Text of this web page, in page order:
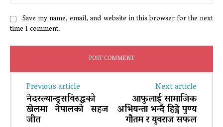
Save my name, email, and website in this browser for the next
time I comment.
Previous article
नेदरल्यान्ड्सविरुद्धको
खेलमा नेपालको सहज
जीत
Next article
आफुलाई सामाजिक
अभियन्ता भन्दै हिड्ने पुण्य
गौतम र युवराज सफल